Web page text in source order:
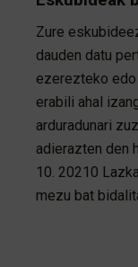
Zure
dauden datu
ezerezteko
erabili ahal
arduradunari
adierazten den
10. 20210
mezu bat